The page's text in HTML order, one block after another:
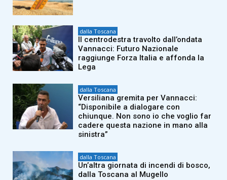
dalla Toscana
Il centrodestra travolto dall’ondata
Vannacci: Futuro Nazionale
raggiunge Forza Italia e affonda la
Lega
dalla Toscana
Versiliana gremita per Vannacci:
“Disponibile a dialogare con
chiunque. Non sono io che voglio far
cadere questa nazione in mano alla
sinistra”
dalla Toscana
Un’altra giornata di incendi di bosco,
dalla Toscana al Mugello